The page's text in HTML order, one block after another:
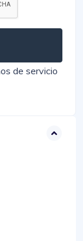
de servicio